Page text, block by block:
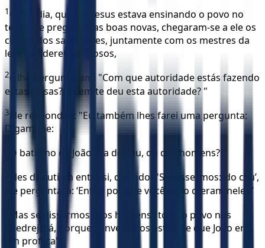
1 Certo dia, quando Jesus estava ensinando o povo no
templo e pregando as boas novas, chegaram-se a ele os
chefes dos sacerdotes, juntamente com os mestres da
lei e os líderes religiosos,
2e lhe perguntaram: "Com que autoridade estás fazendo
estas coisas? Quem te deu esta autoridade? "
3
Ele respondeu: "Eu também lhes farei uma pergunta:
Digam-me:
O batismo de João era do céu, ou dos homens? "
Eles discutiam entre si, dizendo: "Se dissermos: ‘do céu’,
ele perguntará: ‘Então por que vocês não creram nele? ’
Mas se dissermos: ‘dos homens’, todo o povo nos
apedrejará, porque convencidos estão de que João era
um profeta".